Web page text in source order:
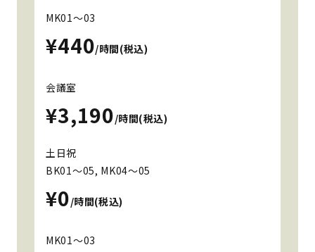
MK01～03
¥440/時間(税込)
会議室
¥3,190/時間(税込)
土日祝
BK01～05, MK04～05
¥0/時間(税込)
MK01～03